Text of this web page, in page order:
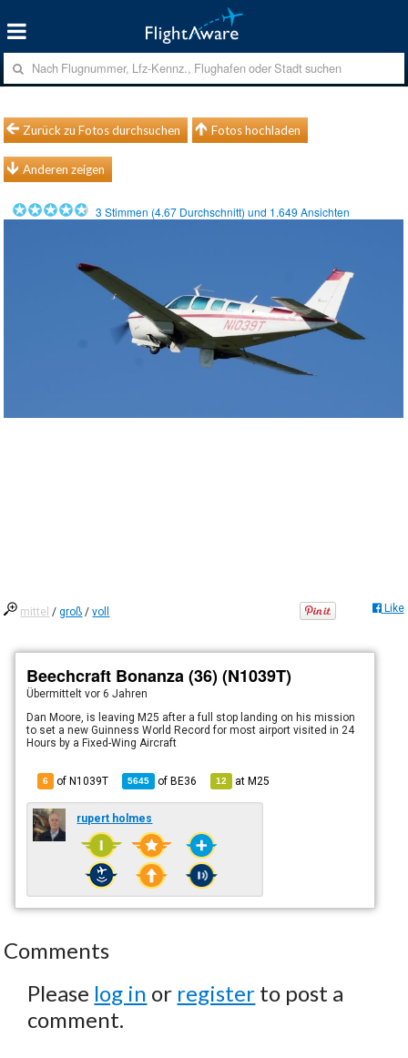
Zurück zu Fotos durchsuchen Fotos hochladen
Anderen zeigen
3 Stimmen (4.67 Durchschnitt) und 1.649 Ansichten
mittel /groß /voll Like
Beechcraft Bonanza (36) (N1039T)
Übermitteltvor 6 Jahren
Dan Moore, is leaving M25 after a full stop landing on his mission
to set a new Guinness World Record for most airport visited in 24
Hours by a Fixed-Wing Aircraft
6 of N1039T 5645 ofBE36 12 atM25
rupert holmes
Comments
Please log in or register to post a
comment.